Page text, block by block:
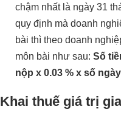
chậm nhất là ngày 31
quy định mà doanh
bài thì theo doanh
môn bài như sau: Số
nộp x 0.03 % x số
Khai thuế giá trị